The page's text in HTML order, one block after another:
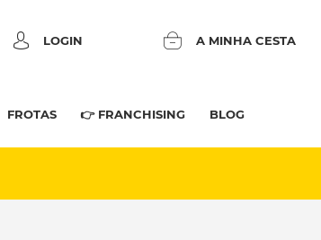
LOGIN A MINHA CESTA
FROTAS 👉 FRANCHISING BLOG